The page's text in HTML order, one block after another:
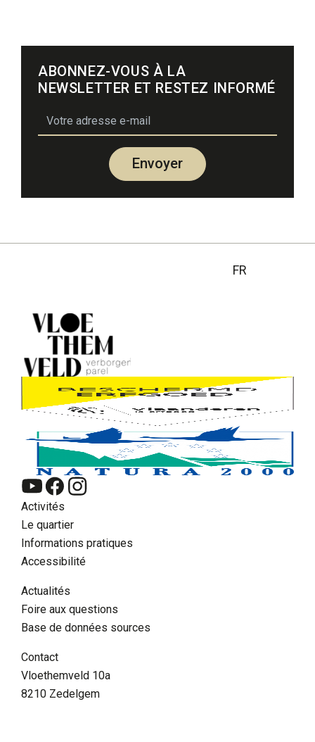
Supra menu
Contact
ABONNEZ-VOUS À LA
NEWSLETTER ET RESTEZ INFORMÉ
Envoyer
FR
Activités
Le quartier
Informations pratiques
Accessibilité
Actualités
Foire aux questions
Base de données sources
Contact
Vloethemveld 10a
8210 Zedelgem